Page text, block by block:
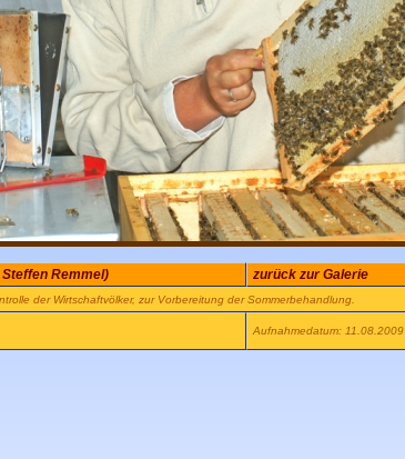
Remmel) zurück zur Galerie
der Wirtschaftvölker, zur Vorbereitung der Sommerbehandlung.
Aufnahmedatum: 11.08.2009